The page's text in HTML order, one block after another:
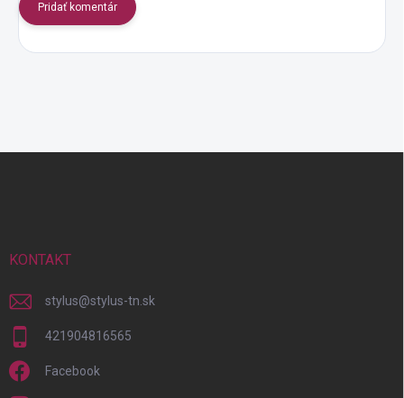
Pridať komentár
KONTAKT
stylus@stylus-tn.sk
421904816565
Facebook